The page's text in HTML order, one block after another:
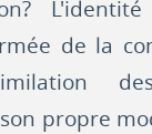
de la
propre